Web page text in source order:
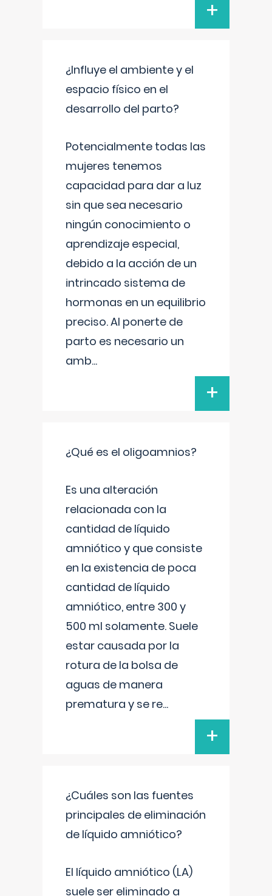
+
¿Influye el ambiente y el
espacio físico en el
desarrollo del parto?
Potencialmente todas las
mujeres tenemos
capacidad para dar a luz
sin que sea necesario
ningún conocimiento o
aprendizaje especial,
debido a la acción de un
intrincado sistema de
hormonas en un equilibrio
preciso. Al ponerte de
parto es necesario un
amb...
+
¿Qué es el oligoamnios?
Es una alteración
relacionada con la
cantidad de líquido
amniótico y que consiste
en la existencia de poca
cantidad de líquido
amniótico, entre 300 y
500 ml solamente. Suele
estar causada por la
rotura de la bolsa de
aguas de manera
prematura y se re...
+
¿Cuáles son las fuentes
principales de eliminación
de líquido amniótico?
El líquido amniótico (LA)
suele ser eliminado a